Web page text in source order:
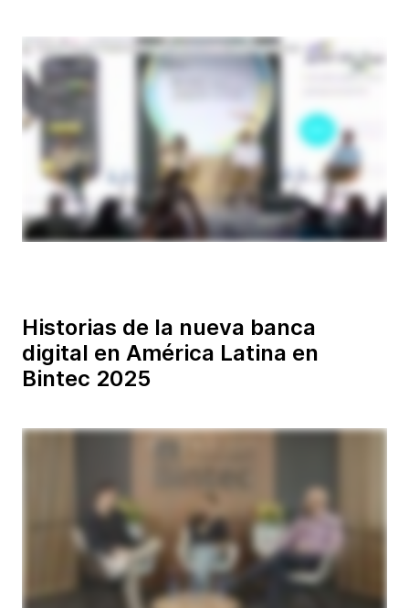
Historias de la nueva banca
digital en América Latina en
Bintec 2025